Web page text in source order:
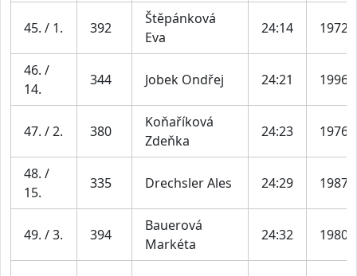
45. / 1. 392
Štěpánková
Eva
24:14 1972
46. /
14.
344 Jobek Ondřej 24:21 1996
47. / 2. 380
Koňaříková
Zdeňka
24:23 1976
48. /
15.
335 Drechsler Ales 24:29 1987
49. / 3. 394
Bauerová
Markéta
24:32 1980